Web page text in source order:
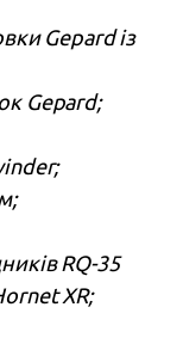
Gepard із
Gepard;
RQ-35
XR;